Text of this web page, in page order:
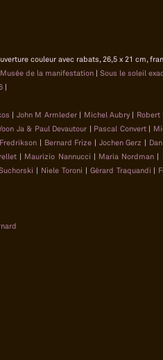
couleur avec rabats, 26,5 x 21 cm,
de la manifestation|Sous le soleil
|
| John M Armleder| Michel Aubry | Robert
Ja & Paul Devautour | Pascal Convert|
| Bernard Frize | Jochen Gerz |
| Maurizio Nannucci | Maria Nordman |
| Niele Toroni | Gérard Traquandi |